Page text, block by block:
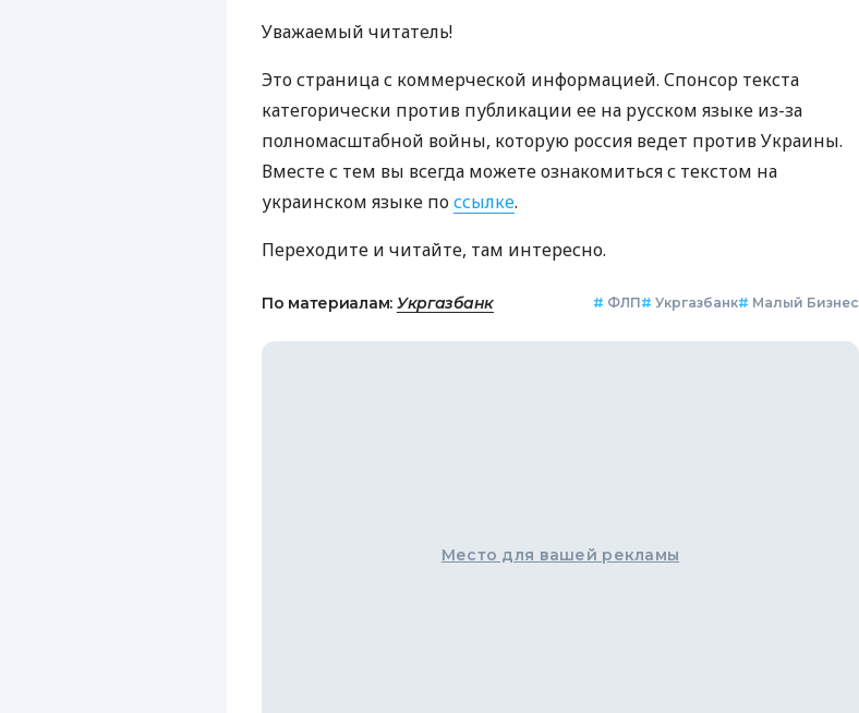
Уважаемый читатель!
Это страница с коммерческой информацией. Спонсор текста
категорически против публикации ее на русском языке из-за
полномасштабной войны, которую россия ведет против Украины.
Вместе с тем вы всегда можете ознакомиться с текстом на
украинском языке поссылке.
Переходите и читайте, там интересно.
По материалам: Укргазбанк # ФЛП# Укргазбанк# Малый Бизнес
Место для вашей рекламы